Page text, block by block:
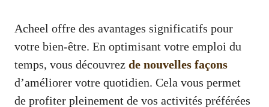
Acheel offre des avantages significatifs pour
votre bien-être. En optimisant votre emploi du
temps, vous découvrez de nouvelles façons
d’améliorer votre quotidien. Cela vous permet
de profiter pleinement de vos activités préférées